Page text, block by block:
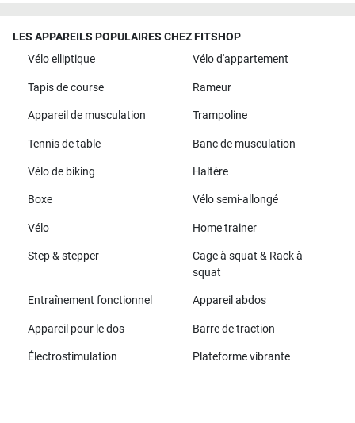
LES APPAREILS POPULAIRES CHEZ FITSHOP
Vélo elliptique
Vélo d'appartement
Tapis de course Rameur
Appareil de musculation Trampoline
Tennis de table Banc de musculation
Vélo de biking Haltère
Boxe Vélo semi-allongé
Vélo Home trainer
Step & stepper
Cage à squat & Rack à
squat
Entraînement fonctionnel Appareil abdos
Appareil pour le dos Barre de traction
Électrostimulation Plateforme vibrante